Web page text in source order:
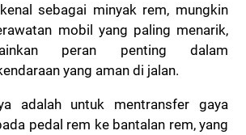
sebagai minyak rem, mungkin
mobil yang paling menarik,
peran penting dalam
yang aman di jalan.
adalah untuk mentransfer gaya
pedal rem ke bantalan rem, yang